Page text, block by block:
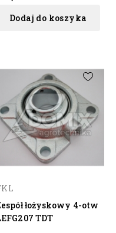
Dodaj do koszyka
łożyskowy 4-otw
TDT